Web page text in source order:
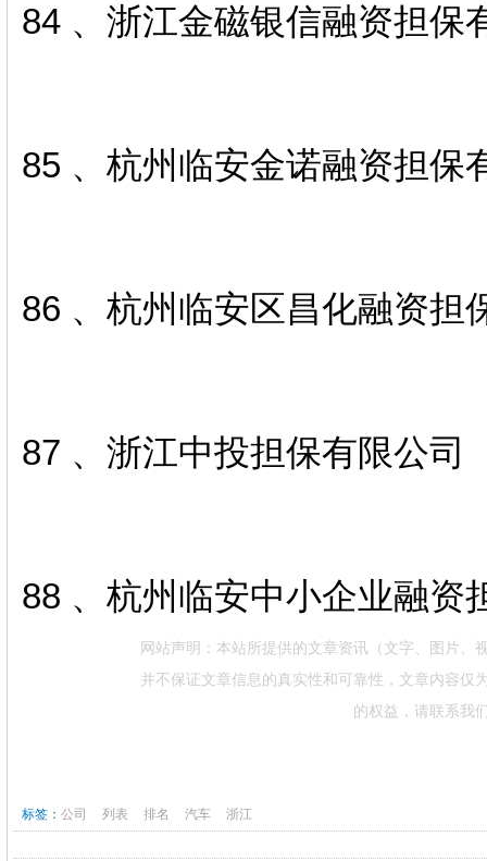
84 、浙江金磁银信融资担保
85 、杭州临安金诺融资担保
86 、杭州临安区昌化融资担
87 、浙江中投担保有限公司
88 、杭州临安中小企业融资
网站声明：本站所提供的文章资讯（文字、图片
并不保证文章信息的真实性和可靠性，文章内容仅
的权益，请联系我
标签： 公司 列表 排名 汽车 浙江